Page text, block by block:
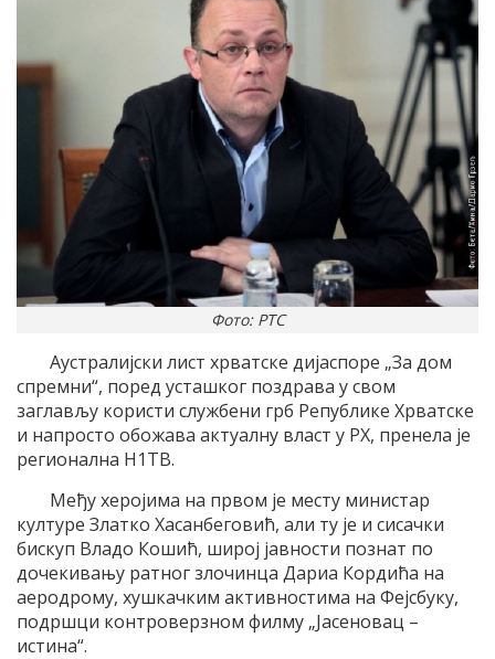
Фото: РТС
Аустралијски лист хрватске дијаспоре „За дом
спремни“, поред усташког поздрава у свом
заглављу користи службени грб Републике Хрватске
и напросто обожава актуалну власт у РХ, пренела је
регионална Н1ТВ.
Међу херојима на првом је месту министар
културе Златко Хасанбеговић, али ту је и сисачки
бискуп Владо Кошић, широј јавности познат по
дочекивању ратног злочинца Дариа Кордића на
аеродрому, хушкачким активностима на Фејсбуку,
подршци контроверзном филму „Јасеновац –
истина“.